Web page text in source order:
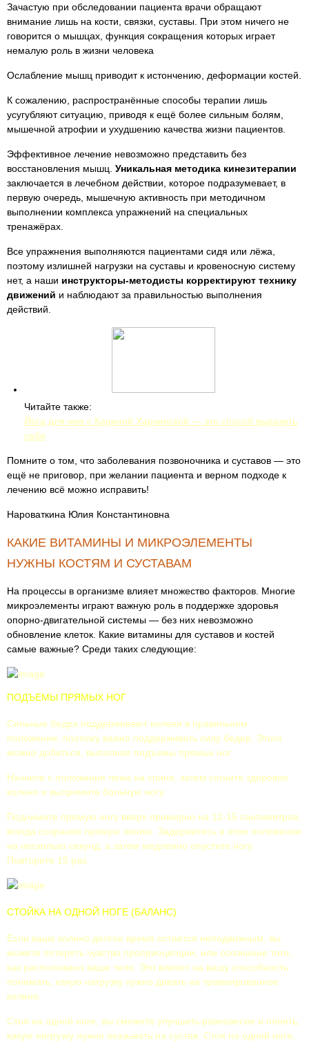
Зачастую при обследовании пациента врачи обращают
внимание лишь на кости, связки, суставы. При этом ничего не
говорится о мышцах, функция сокращения которых играет
немалую роль в жизни человека
Ослабление мышц приводит к истончению, деформации костей.
К сожалению, распространённые способы терапии лишь
усугубляют ситуацию, приводя к ещё более сильным болям,
мышечной атрофии и ухудшению качества жизни пациентов.
Эффективное лечение невозможно представить без
восстановления мышц. Уникальная методика кинезитерапии
заключается в лечебном действии, которое подразумевает, в
первую очередь, мышечную активность при методичном
выполнении комплекса упражнений на специальных
тренажёрах.
Все упражнения выполняются пациентами сидя или лёжа,
поэтому излишней нагрузки на суставы и кровеносную систему
нет, а наши инструкторы-методисты корректируют технику
движений и наблюдают за правильностью выполнения
действий.
Читайте также:
Йога для нее с Кариной Харчинской — это способ выразить
себя
Помните о том, что заболевания позвоночника и суставов — это
ещё не приговор, при желании пациента и верном подходе к
лечению всё можно исправить!
Нароваткина Юлия Константиновна
КАКИЕ ВИТАМИНЫ И МИКРОЭЛЕМЕНТЫ
НУЖНЫ КОСТЯМ И СУСТАВАМ
На процессы в организме влияет множество факторов. Многие
микроэлементы играют важную роль в поддержке здоровья
опорно-двигательной системы — без них невозможно
обновление клеток. Какие витамины для суставов и костей
самые важные? Среди таких следующие:
ПОДЪЕМЫ ПРЯМЫХ НОГ
Сильные бедра поддерживают колени в правильном
положении, поэтому важно поддерживать силу бедер. Этого
можно добиться, выполняя подъемы прямых ног
Начните с положения лежа на спине, затем согните здоровое
колено и выпрямите больную ногу.
Поднимите прямую ногу вверх примерно на 12-15 сантиметров,
всегда сохраняя прямую линию. Задержитесь в этом положении
на несколько секунд, а затем медленно опустите ногу.
Повторите 15 раз.
СТОЙКА НА ОДНОЙ НОГЕ (БАЛАНС)
Если ваше колено долгое время остается неподвижным, вы
можете потерять чувство проприоцепции, или осознание того,
как расположено ваше тело. Это влияет на вашу способность
понимать, какую нагрузку нужно давать на травмированное
колено.
Стоя на одной ноге, вы сможете улучшить равновесие и понять,
какую нагрузку нужно оказывать на сустав. Стоя на одной ноге,